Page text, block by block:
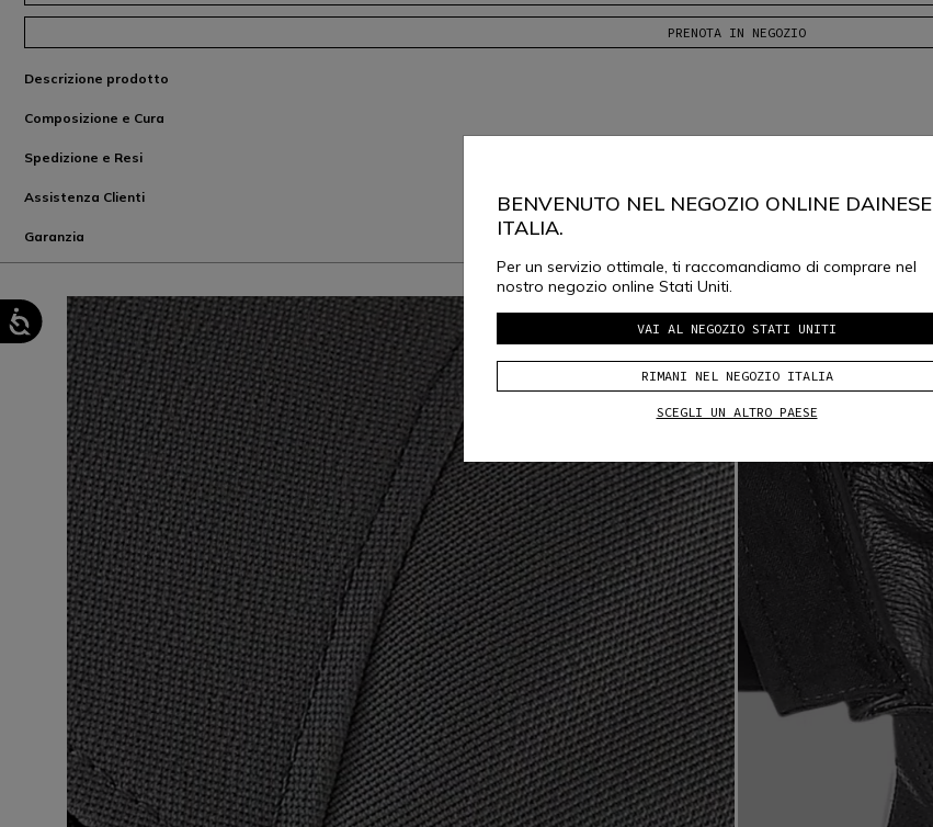
PRENOTA IN NEGOZIO
Descrizione prodotto
Composizione e Cura
Spedizione e Resi
Assistenza Clienti
Garanzia
BENVENUTO NEL NEGOZIO ONLINE DAINESE
ITALIA.
Per un servizio ottimale, ti raccomandiamo di comprare nel
nostro negozio online Stati Uniti.
VAI AL NEGOZIO STATI UNITI
RIMANI NEL NEGOZIO ITALIA
SCEGLI UN ALTRO PAESE